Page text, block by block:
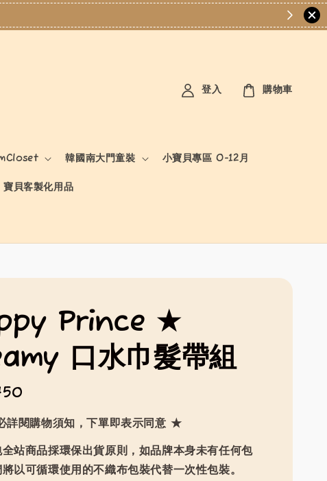
韓國南大門童裝 小寶貝專區 0-12月
寶貝客製化用品
登入 購物車
Prince ★
口水巾髮帶組
閱購物須知，下單即表示同意 ★
站商品採環保出貨原則，如品牌本身未有任何包
以可循環使用的不織布包裝代替一次性包裝。